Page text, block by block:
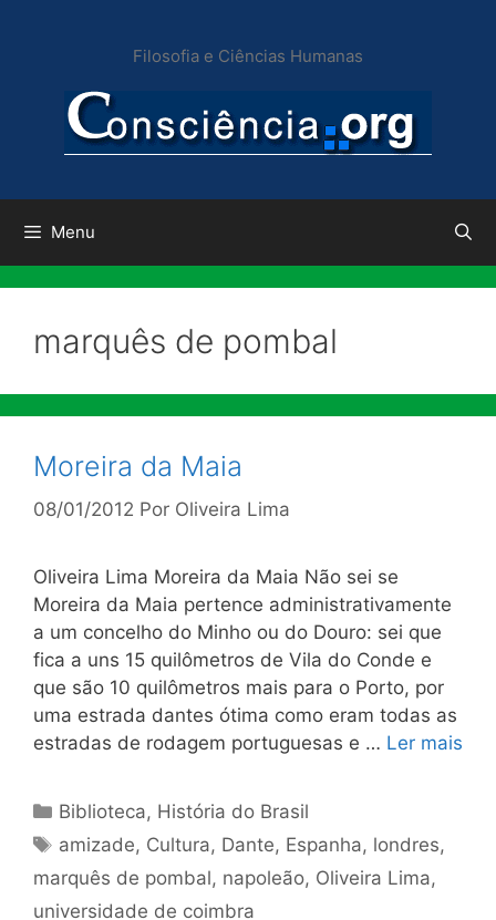
conteúdo
Filosofia e Ciências Humanas
Menu
marquês de pombal
Moreira da Maia
08/01/2012 Por Oliveira Lima
Oliveira Lima Moreira da Maia Não sei se
Moreira da Maia pertence administrativamente
a um concelho do Minho ou do Douro: sei que
fica a uns 15 quilômetros de Vila do Conde e
que são 10 quilômetros mais para o Porto, por
uma estrada dantes ótima como eram todas as
estradas de rodagem portuguesas e … Ler mais
Categorias
Biblioteca, História do Brasil
Tags
amizade, Cultura, Dante, Espanha, londres,
marquês de pombal, napoleão, Oliveira Lima,
universidade de coimbra